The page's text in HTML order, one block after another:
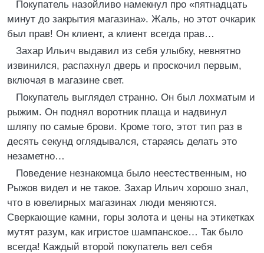
Покупатель назойливо намекнул про «пятнадцать
минут до закрытия магазина». Жаль, но этот очкарик
был прав! Он клиент, а клиент всегда прав…
Захар Ильич выдавил из себя улыбку, невнятно
извинился, распахнул дверь и проскочил первым,
включая в магазине свет.
Покупатель выглядел странно. Он был лохматым и
рыжим. Он поднял воротник плаща и надвинул
шляпу по самые брови. Кроме того, этот тип раз в
десять секунд оглядывался, стараясь делать это
незаметно…
Поведение незнакомца было неестественным, но
Рыжов видел и не такое. Захар Ильич хорошо знал,
что в ювелирных магазинах люди меняются.
Сверкающие камни, горы золота и цены на этикетках
мутят разум, как игристое шампанское… Так было
всегда! Каждый второй покупатель вел себя